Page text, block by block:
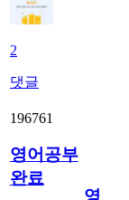
2
댓글
196761
영어공부
완료
영